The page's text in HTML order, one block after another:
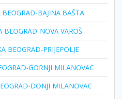
BAJINA BAŠTA
BEOGRAD-NOVA VAROŠ
BEOGRAD-PRIJEPOLJE
GORNJI MILANOVAC
DONJI MILANOVAC